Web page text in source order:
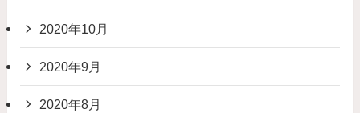
2020年10月
2020年9月
2020年8月